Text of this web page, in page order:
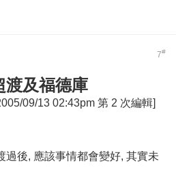
7#
渡及福德庫
09/13 02:43pm 第 2 次編輯]
過後, 應該事情都會變好, 其實未